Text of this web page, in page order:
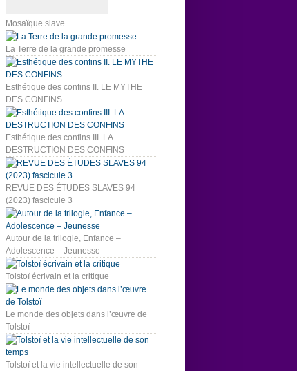
Mosaïque slave
La Terre de la grande promesse
Esthétique des confins II. LE MYTHE
DES CONFINS
Esthétique des confins III. LA
DESTRUCTION DES CONFINS
REVUE DES ÉTUDES SLAVES 94
(2023) fascicule 3
Autour de la trilogie, Enfance –
Adolescence – Jeunesse
Tolstoï écrivain et la critique
Le monde des objets dans l’œuvre de
Tolstoï
Tolstoï et la vie intellectuelle de son